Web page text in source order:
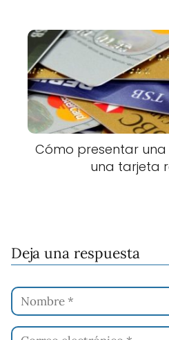
Cómo presentar
una tarjeta
Deja una respuesta